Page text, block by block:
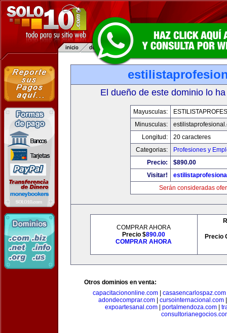
El dueño de este dominio lo
Mayusculas:
Minusculas:
Longitud:
20 caracteres
Categorias:
Profesiones y
Precio:
$890.00
Visitar!
Serán consideradas
COMPRAR AHORA
Precio $890.00
COMPRAR AHORA
Precio
Otros dominios en venta:
capacitaciononline.com
casasencarlospaz.com
adondecomprar.com| cursointernacional.com
expoartesanal.com| portalmendoza.com|